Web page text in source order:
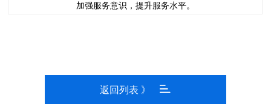
加强服务意识，提升服务水平。
返回列表 》